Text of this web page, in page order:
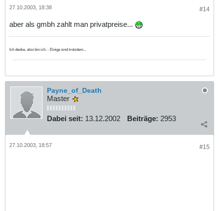
#14
27.10.2003, 18:38
aber als gmbh zahlt man privatpreise...
Ich denke, also bin ich. - Einige sind trotzdem...
Payne_of_Death
Master
Dabei seit: 13.12.2002 Beiträge: 2953
#15
27.10.2003, 18:57